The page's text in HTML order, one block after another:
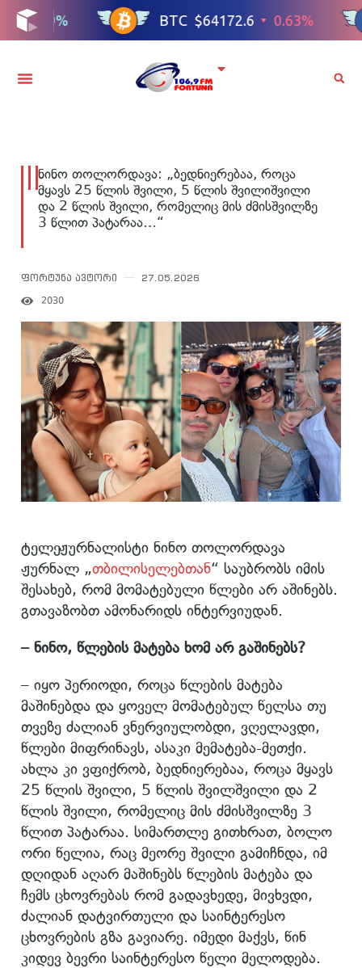
ნინო თოლორდავა: „ბედნიერებაა, როცა
მყავს 25 წლის შვილი, 5 წლის შვილიშვილი
და 2 წლის შვილი, რომელიც მის ძმისშვილზე
3 წლით პატარაა…“
ფორტუნა ავტორი 27.05.2026
2030
ტელეჟურნალისტი ნინო თოლორდავა
ჟურნალ „თბილისელებთან“ საუბრობს იმის
შესახებ, რომ მომატებული წლები არ აშინებს.
გთავაზობთ ამონარიდს ინტერვიუდან.
– ნინო, წლების მატება ხომ არ გაშინებს?
– იყო პერიოდი, როცა წლების მატება
მაშინებდა და ყოველ მომატებულ წელსა თუ
თვეზე ძალიან ვნერვიულობდი, ვღელავდი,
წლები მიფრინავს, ასაკი მემატება-მეთქი.
ახლა კი ვფიქრობ, ბედნიერებაა, როცა მყავს
25 წლის შვილი, 5 წლის შვილშვილი და 2
წლის შვილი, რომელიც მის ძმისშვილზე 3
წლით პატარაა. სიმართლე გითხრათ, ბოლო
ორი წელია, რაც მეორე შვილი გამიჩნდა, იმ
დღიდან აღარ მაშინებს წლების მატება და
ჩემს ცხოვრებას რომ გადავხედე, მივხვდი,
ძალიან დატვირთული და საინტერესო
ცხოვრების გზა გავიარე. იმედი მაქვს, წინ
კიდევ ბევრი საინტერესო წელი მელოდება.